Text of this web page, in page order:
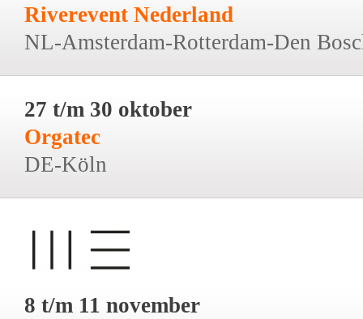
Riverevent Nederland
NL-Amsterdam-Rotterdam-Den
27 t/m 30 oktober
Orgatec
DE-Köln
8 t/m 11 november